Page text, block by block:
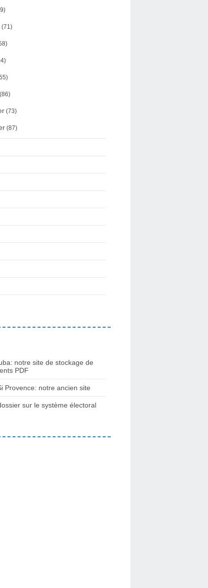
(71)
(86)
(73)
(87)
notre site de stockage de
PDF
Provence: notre ancien site
sur le système électoral